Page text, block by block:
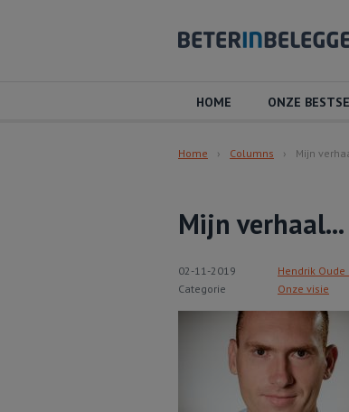
HOME ONZE
Home Columns Mijn
Mijn verhaal...
02-11-2019
Hendrik Oude
Categorie
Onze visie